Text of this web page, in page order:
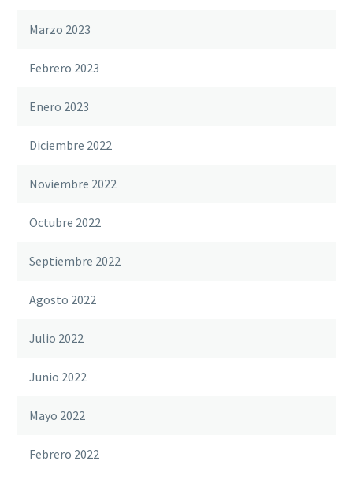
Marzo 2023
Febrero 2023
Enero 2023
Diciembre 2022
Noviembre 2022
Octubre 2022
Septiembre 2022
Agosto 2022
Julio 2022
Junio 2022
Mayo 2022
Febrero 2022